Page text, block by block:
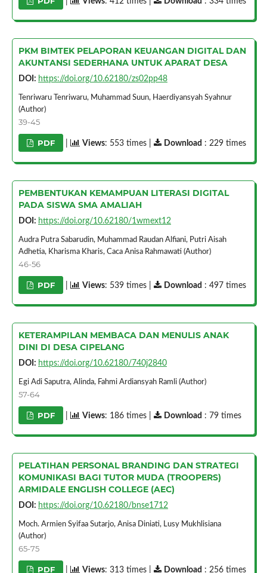
PKM BIMTEK PELAPORAN KEUANGAN DIGITAL DAN
AKUNTANSI SEDERHANA UNTUK APARAT DESA
DOI: https://doi.org/10.62180/zs02pp48
Tenriwaru Tenriwaru, Muhammad Suun, Haerdiyansyah Syahnur
(Author)
39-45
PDF Views: 553 times | Download : 229 times
PEMBENTUKAN KEMAMPUAN LITERASI DIGITAL
PADA SISWA SMA AMALIAH
DOI: https://doi.org/10.62180/1wmext12
Audra Putra Sabarudin, Muhammad Raudan Alfiani, Putri Aisah
Adhetia, Kharisma Kharis, Caca Anisa Rahmawati (Author)
46-56
PDF Views: 539 times | Download : 497 times
KETERAMPILAN MEMBACA DAN MENULIS ANAK
DINI DI DESA CIPELANG
DOI: https://doi.org/10.62180/740j2840
Egi Adi Saputra, Alinda, Fahmi Ardiansyah Ramli (Author)
57-64
PDF Views: 186 times | Download : 79 times
PELATIHAN PERSONAL BRANDING DAN STRATEGI
KOMUNIKASI BAGI TUTOR MUDA (TROOPERS)
ARMIDALE ENGLISH COLLEGE (AEC)
DOI: https://doi.org/10.62180/bnse1712
Moch. Armien Syifaa Sutarjo, Anisa Diniati, Lusy Mukhlisiana
(Author)
65-75
PDF Views: 313 times | Download : 256 times